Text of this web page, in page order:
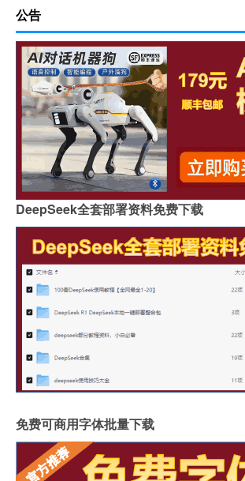
公告
DeepSeek全套部署资料免费下载
免费可商用字体批量下载